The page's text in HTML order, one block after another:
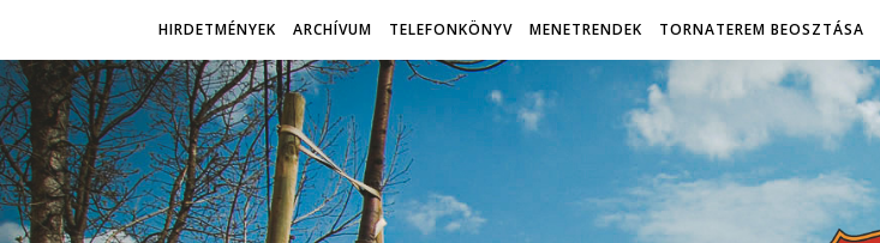
HIRDETMÉNYEK ARCHÍVUM TELEFONKÖNYV MENETRENDEK TORNATEREM BEOSZTÁSA